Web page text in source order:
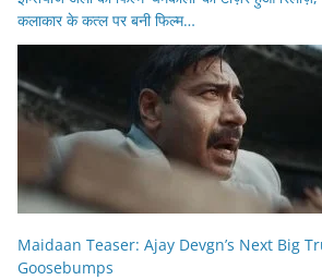
कलाकार के कत्ल पर बनी फिल्म…
Maidaan Teaser: Ajay Devgn’s Next Big
Goosebumps